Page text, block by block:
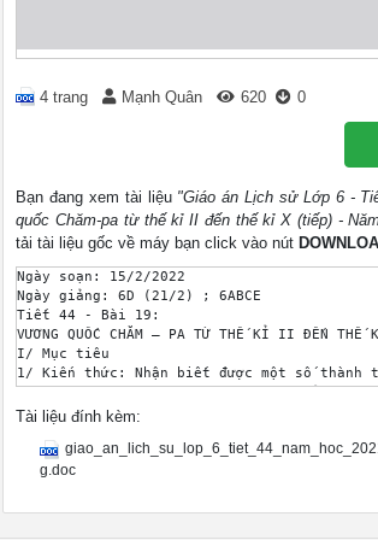
4 trang Mạnh Quân 620 0
Bạn đang xem tài liệu "Giáo án Lịch sử Lớp 6 -
quốc Chăm-pa từ thế kỉ II đến thế kỉ X (tiếp) -
tải tài liệu gốc về máy bạn click vào nút
Ngày soạn: 15/2/2022
Ngày giảng: 6D (21/2) ; 6ABCE
Tiết 44 - Bài 19:
VƯƠNG QUỐC CHĂM – PA TỪ THẾ KỈ II ĐẾN
I/ Mục tiêu
1/ Kiến thức: Nhận biết được một số thành
3/ Phẩm chất: Có ý thức trách nhiệm giữ
Nhận xét, đánh giá các sự kiện lịch sử.
II/ Thiết bị dạy học và học liệu
Tài liệu đính kèm:
g.doc